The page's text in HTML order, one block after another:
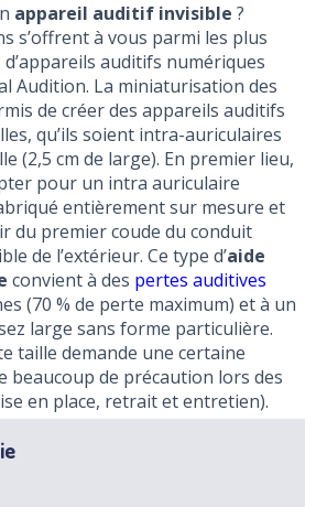
appareil auditif invisible ?
s’offrent à vous parmi les plus
auditifs numériques
Audition. La miniaturisation des
de créer des appareils auditifs
qu’ils soient intra-auriculaires
(2,5 cm de large). En premier lieu,
pour un intra auriculaire
entièrement sur mesure et
du premier coude du conduit
de l’extérieur. Ce type d’aide
convient à des pertes auditives
(70 % de perte maximum) et à un
large sans forme particulière.
taille demande une certaine
beaucoup de précaution lors des
en place, retrait et entretien).